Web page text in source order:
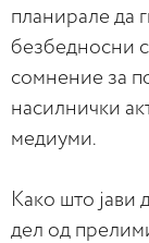
планирале да
безбедносни
сомнение за
насилнички
медиуми.
Како што
дел од